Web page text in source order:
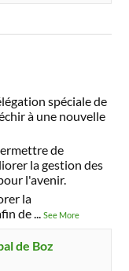
spéciale de
à une nouvelle
de
la gestion des
l'avenir.
la
de...See More
de Boz